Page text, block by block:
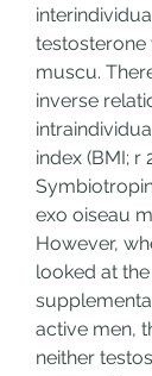
testosterone
muscu.
inverse
index (BMI; r
exo oiseau
However,
looked at
active men,
neither